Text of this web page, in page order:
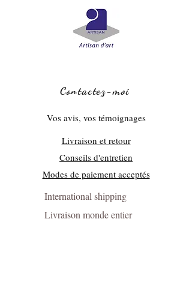
Contactez-moi
Vos avis, vos témoignages
Livraison et retour
Conseils d'entretien
Modes de paiement acceptés
International shipping
Livraison monde entier